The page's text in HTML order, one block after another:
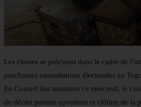
Les choses se précisent dans le cadre de
prochaines consultations électorales au
En Conseil des ministres ce mercredi, le
de décret portant ouverture et clôture de la